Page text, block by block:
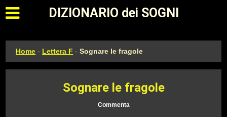
Apri il menu principale
DIZIONARIO dei SOGNI
Home - Lettera F -Sognare le fragole
Sognare le fragole
Commenta